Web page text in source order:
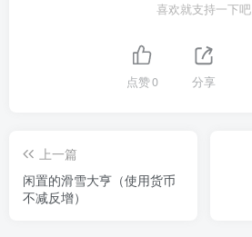
喜欢就支持一下吧
点赞0 分享
上一篇
闲置的滑雪大亨（使用货币
不减反增）